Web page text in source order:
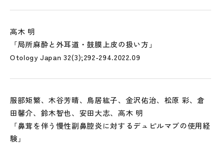
高木 明
「局所麻酔と外耳道・鼓膜上皮の扱い方」
Otology Japan 32(3);292-294.2022.09
服部矩繁、木谷芳晴、鳥居紘子、金沢佑治、松原 彩、倉
田馨介、鈴木智也、安田大志、高木 明
「鼻茸を伴う慢性副鼻腔炎に対するデュピルマブの使用経
験」